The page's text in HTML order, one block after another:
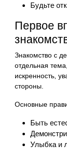
Будьте
Первое
Знакомство с
отдельная
искренность,
стороны.
Основные
Быть
Улыбка и